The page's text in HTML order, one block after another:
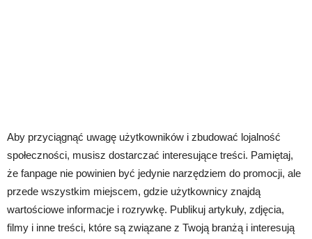
Aby przyciągnąć uwagę użytkowników i zbudować lojalność
społeczności, musisz dostarczać interesujące treści. Pamiętaj,
że fanpage nie powinien być jedynie narzędziem do promocji, ale
przede wszystkim miejscem, gdzie użytkownicy znajdą
wartościowe informacje i rozrywkę. Publikuj artykuły, zdjęcia,
filmy i inne treści, które są związane z Twoją branżą i interesują